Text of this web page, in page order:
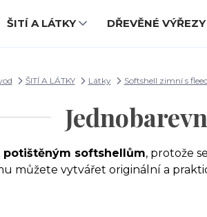
ŠITÍ A LÁTKY DŘEVĚNÉ VÝŘEZY
ŠITÍ A LÁTKY Látky Softshell zimní s
potištěným softshellům, protože
můžete vytvářet originální a